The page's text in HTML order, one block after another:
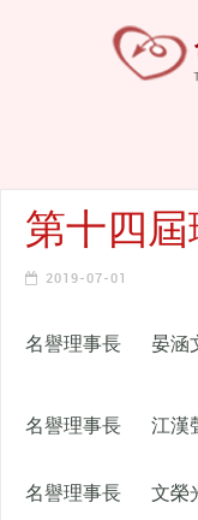
第十四
2019-07-01
名譽理事長 晏涵
名譽理事長 江漢
名譽理事長 文榮